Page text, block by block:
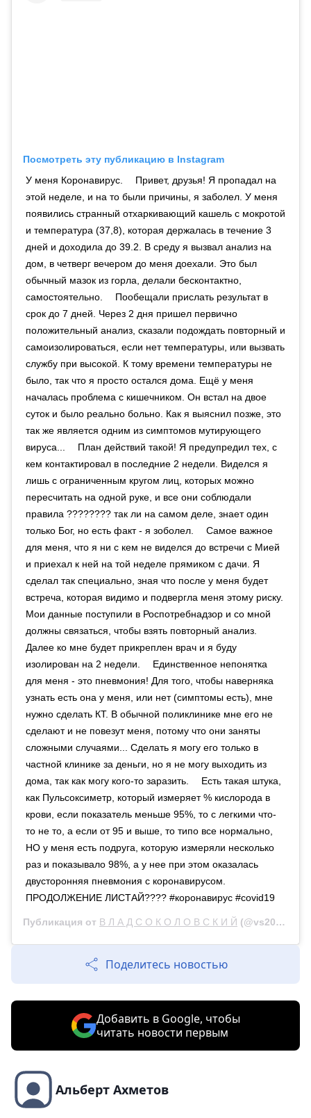
Посмотреть эту публикацию в Instagram
У меня Коронавирус. ⠀ Привет, друзья! Я пропадал на
этой неделе, и на то были причины, я заболел. У меня
появились странный отхаркивающий кашель с мокротой
и температура (37,8), которая держалась в течение 3
дней и доходила до 39.2. В среду я вызвал анализ на
дом, в четверг вечером до меня доехали. Это был
обычный мазок из горла, делали бесконтактно,
самостоятельно. ⠀ Пообещали прислать результат в
срок до 7 дней. Через 2 дня пришел первично
положительный анализ, сказали подождать повторный и
самоизолироваться, если нет температуры, или вызвать
службу при высокой. К тому времени температуры не
было, так что я просто остался дома. Ещё у меня
началась проблема с кишечником. Он встал на двое
суток и было реально больно. Как я выяснил позже, это
так же является одним из симптомов мутирующего
вируса... ⠀ План действий такой! Я предупредил тех, с
кем контактировал в последние 2 недели. Виделся я
лишь с ограниченным кругом лиц, которых можно
пересчитать на одной руке, и все они соблюдали
правила ???????? так ли на самом деле, знает один
только Бог, но есть факт - я зоболел. ⠀ Самое важное
для меня, что я ни с кем не виделся до встречи с Мией
и приехал к ней на той неделе прямиком с дачи. Я
сделал так специально, зная что после у меня будет
встреча, которая видимо и подвергла меня этому риску.
Мои данные поступили в Роспотребнадзор и со мной
должны связаться, чтобы взять повторный анализ.
Далее ко мне будет прикреплен врач и я буду
изолирован на 2 недели. ⠀ Единственное непонятка
для меня - это пневмония! Для того, чтобы наверняка
узнать есть она у меня, или нет (симптомы есть), мне
нужно сделать КТ. В обычной поликлинике мне его не
сделают и не повезут меня, потому что они заняты
сложными случаями... Сделать я могу его только в
частной клинике за деньги, но я не могу выходить из
дома, так как могу кого-то заразить. ⠀ Есть такая штука,
как Пульсоксиметр, который измеряет % кислорода в
крови, если показатель меньше 95%, то с легкими что-
то не то, а если от 95 и выше, то типо все нормально,
НО у меня есть подруга, которую измеряли несколько
раз и показывало 98%, а у нее при этом оказалась
двусторонняя пневмония с коронавирусом.
ПРОДОЛЖЕНИЕ ЛИСТАЙ???? #коронавирус #covid19
Публикация от В Л А Д С О К О Л О В С К И Й (@vs20) 11
Поделитесь новостью
Добавить в Google, чтобы
читать новости первым
Альберт Ахметов